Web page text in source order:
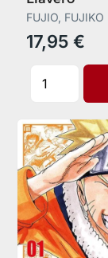
FUJIO, FUJIKO
17,95 €